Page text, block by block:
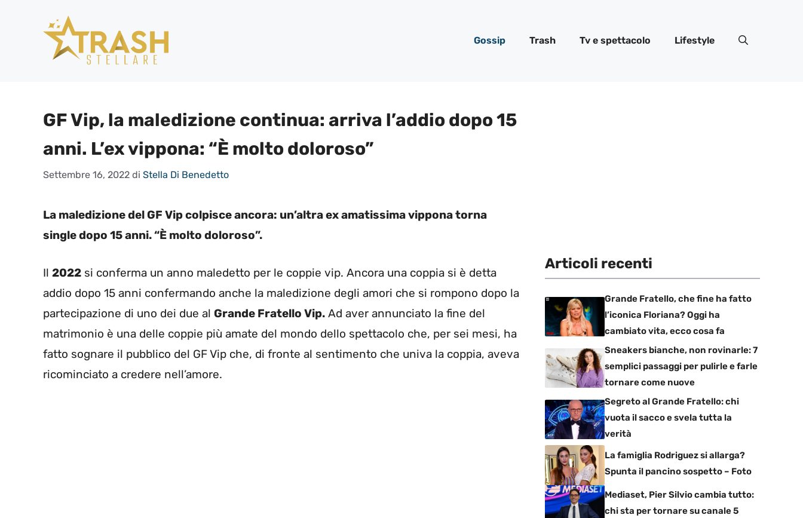
Gossip Trash Tv e spettacolo Lifestyle
GF Vip, la maledizione continua: arriva l’addio dopo 15
anni. L’ex vippona: “È molto doloroso”
Settembre 16, 2022 di Stella Di Benedetto
La maledizione del GF Vip colpisce ancora: un’altra ex amatissima vippona torna
single dopo 15 anni. “È molto doloroso”.
Il 2022 si conferma un anno maledetto per le coppie vip. Ancora una coppia si è detta
addio dopo 15 anni confermando anche la maledizione degli amori che si rompono dopo la
partecipazione di uno dei due al Grande Fratello Vip. Ad aver annunciato la fine del
matrimonio è una delle coppie più amate del mondo dello spettacolo che, per sei mesi, ha
fatto sognare il pubblico del GF Vip che, di fronte al sentimento che univa la coppia, aveva
ricominciato a credere nell’amore.
Articoli recenti
Grande Fratello, che fine ha fatto
l’iconica Floriana? Oggi ha
cambiato vita, ecco cosa fa
Sneakers bianche, non rovinarle: 7
semplici passaggi per pulirle e farle
tornare come nuove
Segreto al Grande Fratello: chi
vuota il sacco e svela tutta la
verità
La famiglia Rodriguez si allarga?
Spunta il pancino sospetto – Foto
Mediaset, Pier Silvio cambia tutto:
chi sta per tornare su canale 5